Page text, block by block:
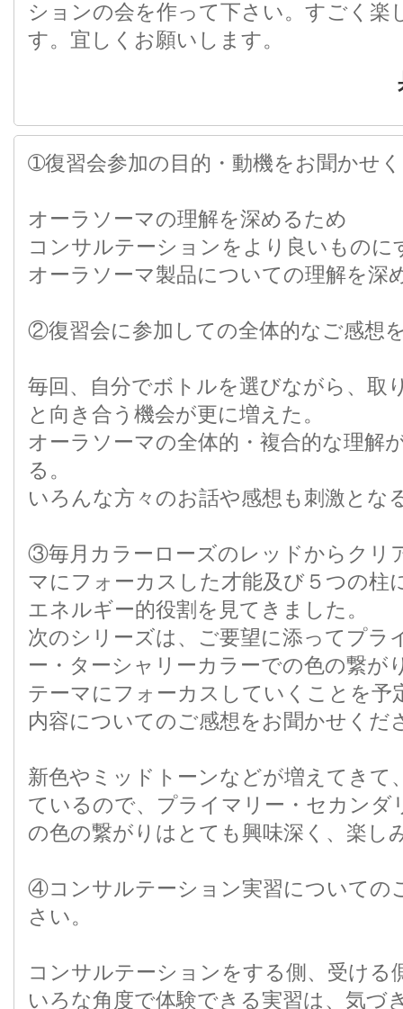
ションの会を作って下さい。すごく楽
す。宜しくお願いします。
➀復習会参加の目的・動機をお聞かせ
オーラソーマの理解を深めるため
コンサルテーションをより良いものに
オーラソーマ製品についての理解を深
②復習会に参加しての全体的なご感想
毎回、自分でボトルを選びながら、取
と向き合う機会が更に増えた。
オーラソーマの全体的・複合的な理解
る。
いろんな方々のお話や感想も刺激とな
③毎月カラーローズのレッドからクリ
マにフォーカスした才能及び５つの柱
エネルギー的役割を見てきました。
次のシリーズは、ご要望に添ってプラ
ー・ターシャリーカラーでの色の繋が
テーマにフォーカスしていくことを予
内容についてのご感想をお聞かせくだ
新色やミッドトーンなどが増えてきて
ているので、プライマリー・セカンダ
の色の繋がりはとても興味深く、楽し
④コンサルテーション実習についての
さい。
コンサルテーションをする側、受ける
いろな角度で体験できる実習は、気づ